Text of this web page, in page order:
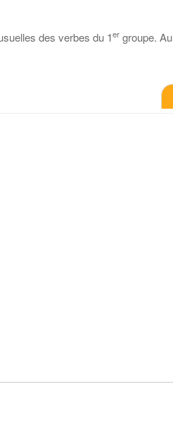
des verbes du 1er groupe.